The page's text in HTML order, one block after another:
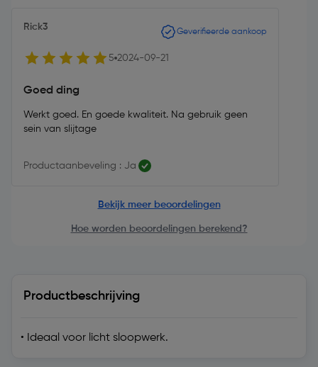
Rick3 Geverifieerde aankoop
5 2024-09-21
Goed ding
Werkt goed. En goede kwaliteit. Na gebruik geen
sein van slijtage
Productaanbeveling : Ja
Bekijk meer beoordelingen
Hoe worden beoordelingen berekend?
Productbeschrijving
• Ideaal voor licht sloopwerk.